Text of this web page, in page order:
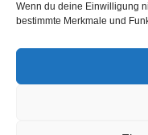
Wenn du deine Einwilligung
bestimmte Merkmale und
Location
Commerce